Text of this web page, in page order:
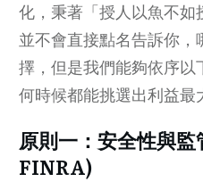
化，秉著「授人以魚不
並不會直接點名告訴你，
擇，但是我們能夠依序
何時候都能挑選出利益最
原則一：安全性與
FINRA)